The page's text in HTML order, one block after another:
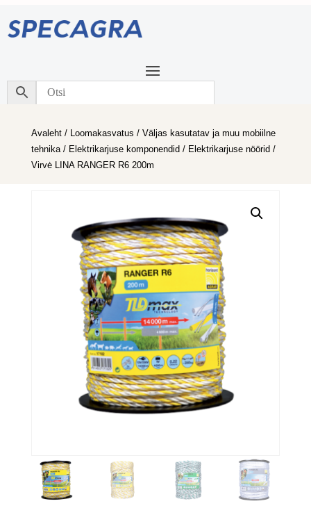
Avaleht/ Loomakasvatus / Väljas kasutatav ja muu mobiilne
tehnika/ Elektrikarjuse komponendid / Elektrikarjuse nöörid /
Virvė LINA RANGER R6 200m